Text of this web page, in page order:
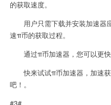
的获取速度。
用户只需下载并安装加速器
速π币的获取过程。
通过π币加速器，您可以更快
快来试试π币加速器，加速获
吧！。
#3#